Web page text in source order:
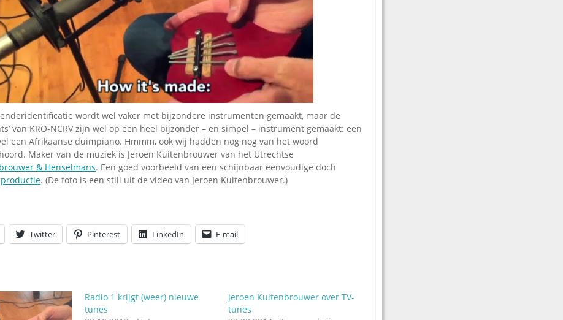
Jingle Awards
Jingle NIEUW
Omroepbanden
Stoomfluit Klaas
Vaak
Uitvinding
jinglecassette
foto’s
wordt wel vaker met bijzondere instrumenten gemaakt, maar de
van KRO-NCRV zijn wel op een heel bijzonder – en simpel – instrument gemaakt: een
een Afrikaanse duimpiano. Hmmm, ook wij hadden nog nog van het woord
Maker van de muziek is Jeroen Kuitenbrouwer van het Utrechtse
& Henselmans. Een goed voorbeeld van een schijnbaar eenvoudige doch
productie. (De foto is een still uit de video van Jeroen Kuitenbrouwer.)
Twitter Pinterest LinkedIn E-mail
Radio 1 krijgt (weer) nieuwe
tunes
Jeroen Kuitenbrouwer over TV-
tunes